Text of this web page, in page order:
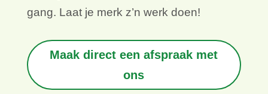
gang. Laat je merk z’n werk doen!
Maak direct een afspraak met
ons